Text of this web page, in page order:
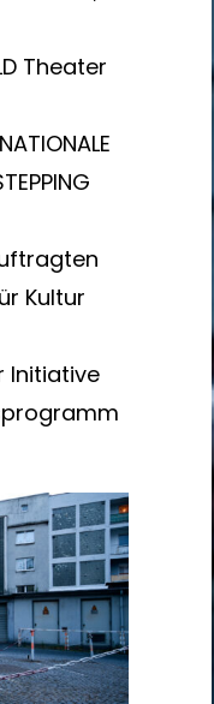
Theater
Kultur
Initiative